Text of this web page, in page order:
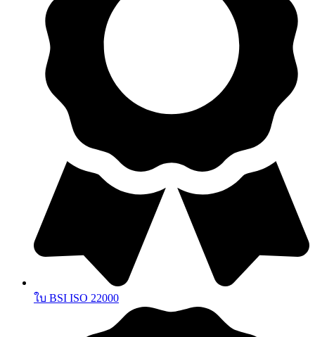
ใบ BSI ISO 22000